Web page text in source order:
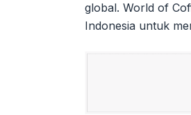
global. World of
Indonesia untuk